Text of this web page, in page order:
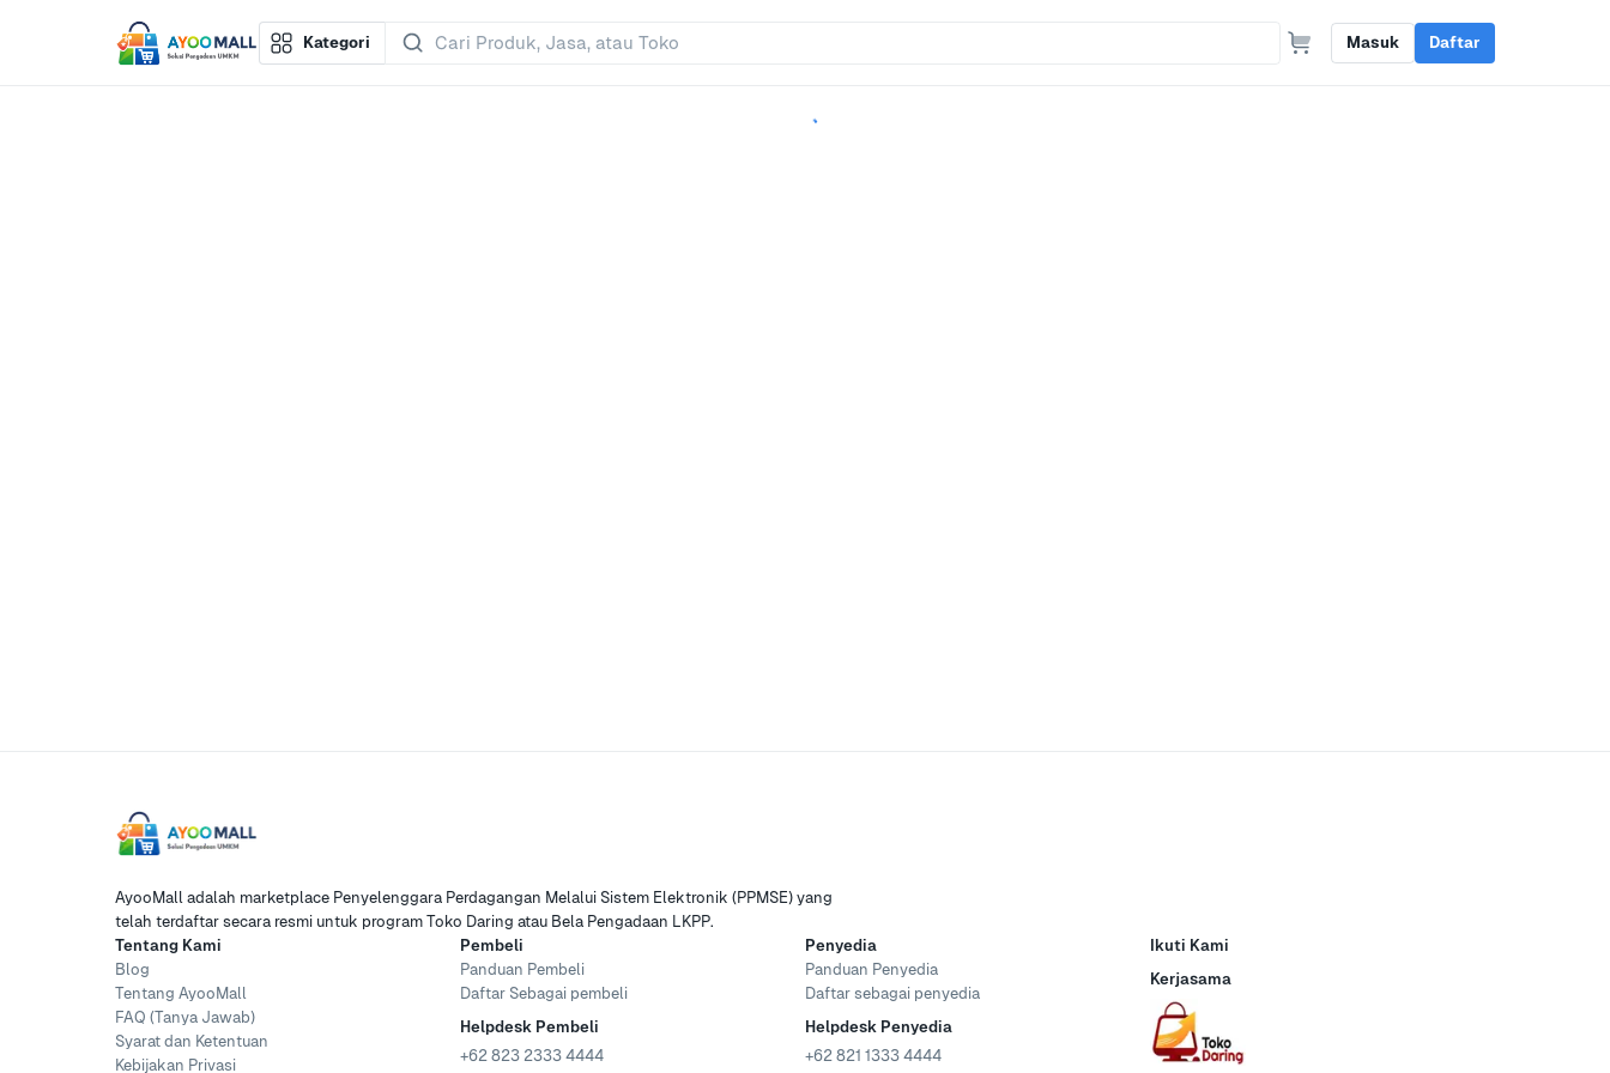
Kategori Masuk Daftar
AyooMall adalah marketplace Penyelenggara Perdagangan Melalui Sistem Elektronik (PPMSE) yang
telah terdaftar secara resmi untuk program Toko Daring atau Bela Pengadaan LKPP.
Tentang Kami
Blog
Tentang AyooMall
FAQ (Tanya Jawab)
Syarat dan Ketentuan
Kebijakan Privasi
Pembeli
Panduan Pembeli
Daftar Sebagai pembeli
Helpdesk Pembeli
+62 823 2333 4444
Penyedia
Panduan Penyedia
Daftar sebagai penyedia
Helpdesk Penyedia
+62 821 1333 4444
Ikuti Kami
Kerjasama